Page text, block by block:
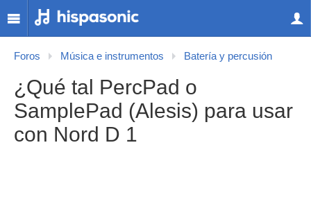
Foros Música e instrumentos Batería y percusión
¿Qué tal PercPad o
SamplePad (Alesis) para usar
con Nord D 1